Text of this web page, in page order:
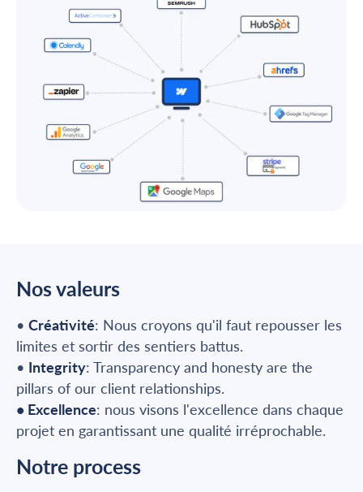
Nos valeurs
• Créativité: Nous croyons qu'il faut repousser les
limites et sortir des sentiers battus.
• Integrity: Transparency and honesty are the
pillars of our client relationships.
• Excellence: nous visons l'excellence dans chaque
projet en garantissant une qualité irréprochable.
Notre process